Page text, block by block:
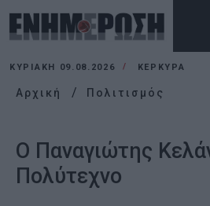
ΚΥΡΙΑΚΉ 09.08.2026 ΚΕΡΚΥΡΑ
Αρχική Πολιτισμός
Ο Παναγιώτης
Πολύτεχνο